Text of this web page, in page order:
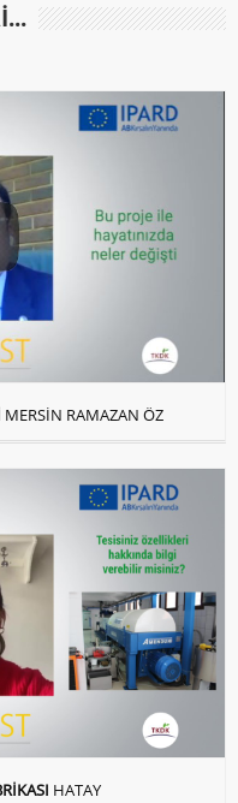
MERSİN RAMAZAN ÖZ
HATAY